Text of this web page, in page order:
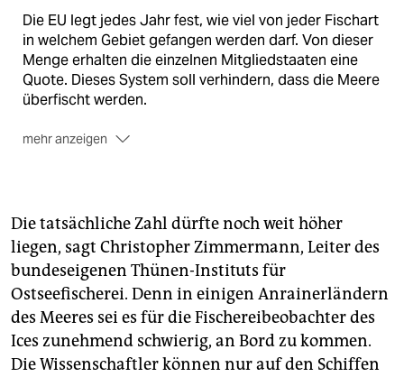
Die EU legt jedes Jahr fest, wie viel von jeder Fischart
in welchem Gebiet gefangen werden darf. Von dieser
Menge erhalten die einzelnen Mitgliedstaaten eine
Quote. Dieses System soll verhindern, dass die Meere
überfischt werden.
mehr anzeigen
gemeinnützige Organisation, die das gleichnamige
blau-weiße Siegel für Fischprodukte vergibt. Eine
Bedingung: Die Fischbestände müssen in einem
guten Zustand bleiben oder nachweislich wieder
dorthin anwachsen. Das MSC verlangt auch, dass die
Fischer alle Gesetze einhalten – also auch das Verbot
der EU, Fische ins Meer zurückzuwerfen.
Logbücher
Die tatsächliche Zahl dürfte noch weit höher
liegen, sagt Christopher Zimmermann, ­Leiter des
bundeseigenen Thünen-Instituts für
Ostseefischerei. Denn in einigen Anrainerländern
des Meeres sei es für die Fischereibeobachter des
Ices zunehmend schwierig, an Bord zu kommen.
Die ­Wissenschaftler können nur auf den Schiffen